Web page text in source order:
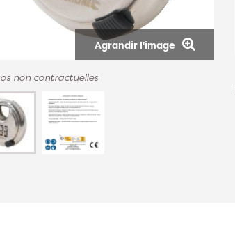
Agrandir l'image
non contractuelles